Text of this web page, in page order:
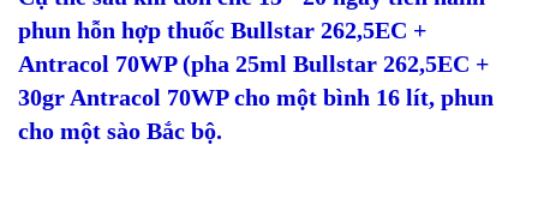
phun hỗn hợp thuốc Bullstar 262,5EC +
Antracol 70WP (pha 25ml Bullstar 262,5EC +
30gr Antracol 70WP cho một bình 16 lít, phun
cho một sào Bắc bộ.